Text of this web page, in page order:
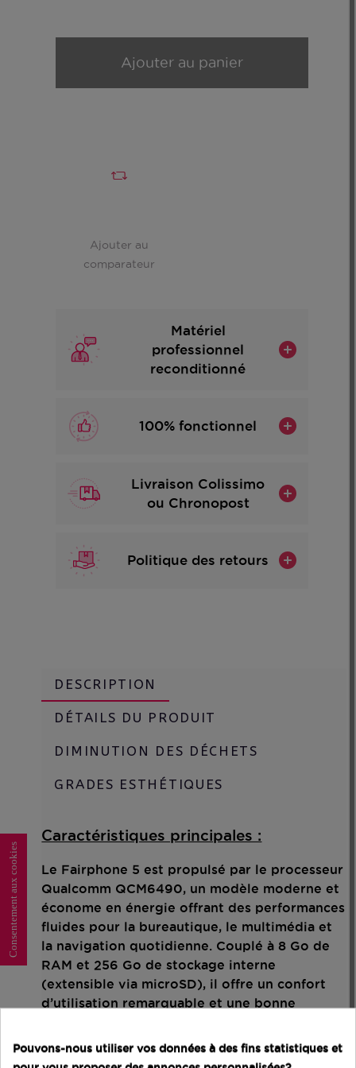
Ajouter au panier
Ajouter au
comparateur
Matériel
professionnel
reconditionné
100% fonctionnel
Livraison Colissimo
ou Chronopost
Politique des retours
DESCRIPTION
DÉTAILS DU PRODUIT
DIMINUTION DES DÉCHETS
GRADES ESTHÉTIQUES
Caractéristiques principales :
Le Fairphone 5 est propulsé par le processeur
Qualcomm QCM6490, un modèle moderne et
économe en énergie offrant des performances
fluides pour la bureautique, le multimédia et
la navigation quotidienne. Couplé à 8 Go de
RAM et 256 Go de stockage interne
(extensible via microSD), il offre un confort
d’utilisation remarquable et une bonne
Son écran OLED Full HD+ de 6,46 pouces
Pouvons-nous utiliser vos données à des fins statistiques et
Consentement aux cookies